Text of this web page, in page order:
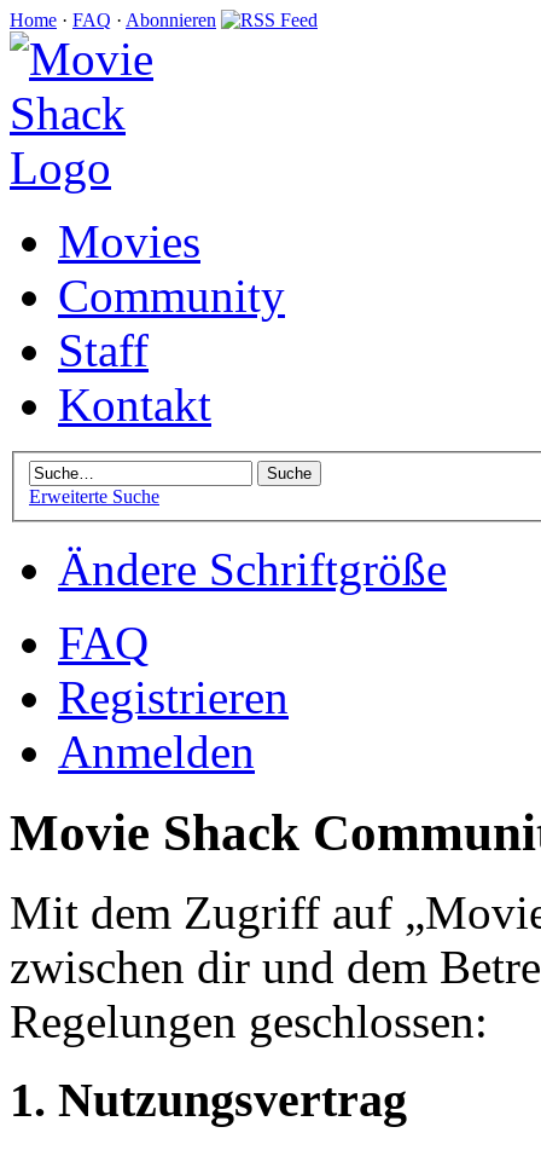
Home · FAQ · Abonnieren
Movies
Community
Staff
Kontakt
Erweiterte Suche
Ändere Schriftgröße
FAQ
Registrieren
Anmelden
Movie Shack
Mit dem Zugriff auf
zwischen dir und dem
Regelungen geschlossen:
1. Nutzungsvertrag